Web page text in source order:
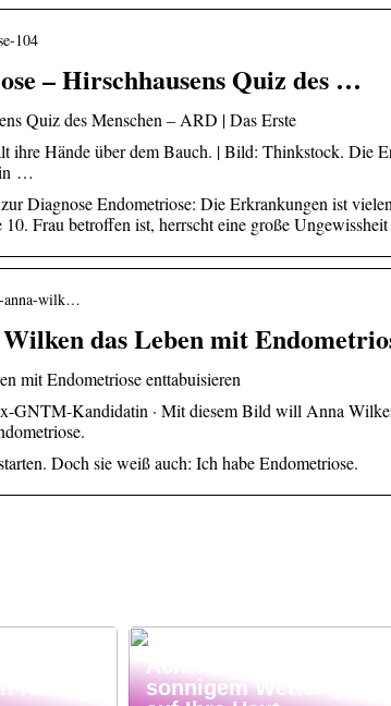
104
– Hirschhausens Quiz des …
Quiz des Menschen – ARD | Das Erste
ihre Hände über dem Bauch. | Bild: Thinkstock. Die
…
Diagnose Endometriose: Die Erkrankungen ist
Frau betroffen ist, herrscht eine große
anna-wilk…
das Leben mit
mit Endometriose enttabuisieren
GNTM-Kandidatin · Mit diesem Bild will Anna
Doch sie weiß auch: Ich habe Endometriose.
für
Achten Sie bei
sonnigem Wetter gut